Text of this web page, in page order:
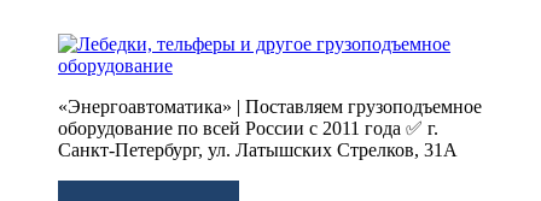
«Энергоавтоматика» | Поставляем грузоподъемное
оборудование по всей России с 2011 года ✅ г.
Санкт-Петербург, ул. Латышских Стрелков, 31А